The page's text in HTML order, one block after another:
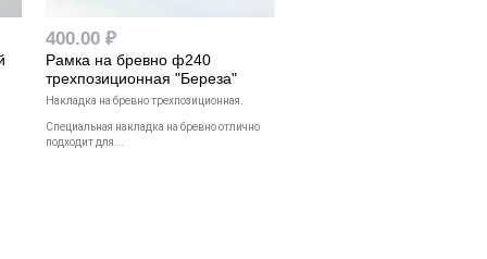
400.00 ₽
Рамка на бревно ф240
трехпозиционная "Береза"
Накладка на бревно трехпозиционная.
Специальная накладка на бревно отлично
подходит для...